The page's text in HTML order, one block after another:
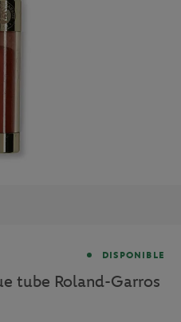
DISPONIBLE
tube Roland-Garros